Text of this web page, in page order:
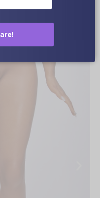
Di Bambole